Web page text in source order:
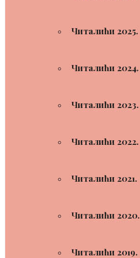
Читалићи 2025.
Читалићи 2024.
Читалићи 2023.
Читалићи 2022.
Читалићи 2021.
Читалићи 2020.
Читалићи 2019.